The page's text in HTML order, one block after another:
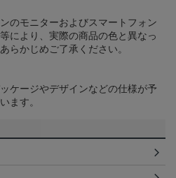
のモニターおよびスマートフォン
により、実際の商品の色と異なっ
らかじめご了承ください。
ケージやデザインなどの仕様が予
ます。